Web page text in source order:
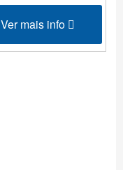
Ver mais info